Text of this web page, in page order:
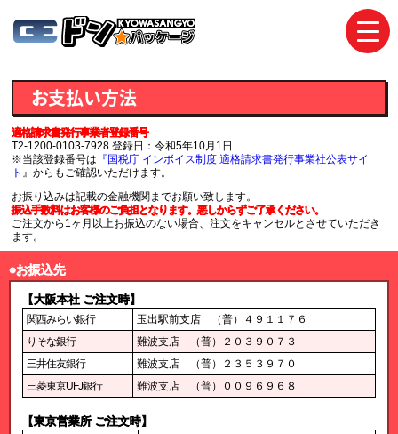
お支払い方法
適格請求書発行事業者登録番号
T2-1200-0103-7928 登録日：令和5年10月1日
※当該登録番号は 『国税庁 インボイス制度 適格請求書発行事業社公表サイ
ト 』からもご確認いただけます。
お振り込みは記載の金融機関までお願い致します。
振込手数料はお客様のご負担となります。悪しからずご了承ください。
ご注文から1ヶ月以上お振込のない場合、注文をキャンセルとさせていただき
ます。
●お振込先
【大阪本社 ご注文時】
関西みらい銀行
玉出駅前支店 （普）４９１１７６
りそな銀行
難波支店 （普）２０３９０７３
三井住友銀行
難波支店 （普）２３５３９７０
三菱東京UFJ銀行
難波支店 （普）００９６９６８
【東京営業所 ご注文時】